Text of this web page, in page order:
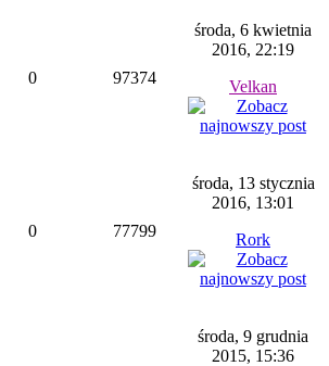
0 97374
środa, 6 kwietnia
2016, 22:19
Velkan
0 77799
środa, 13 stycznia
2016, 13:01
Rork
środa, 9 grudnia
2015, 15:36